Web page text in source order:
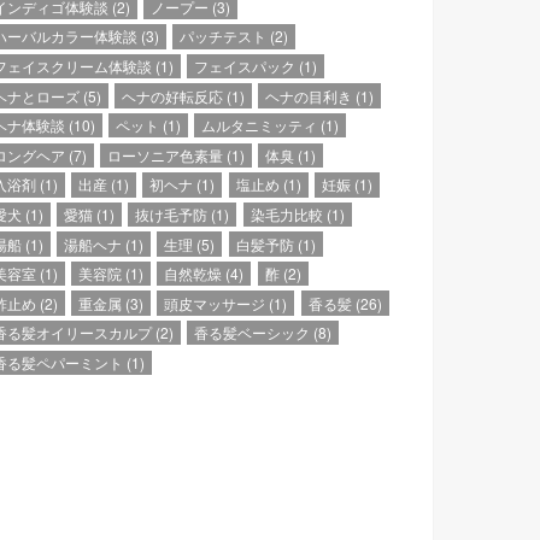
ンディゴ体験談 (2) ノープー (3)
ーバルカラー体験談 (3) パッチテスト (2)
ェイスクリーム体験談 (1) フェイスパック (1)
ナとローズ (5) ヘナの好転反応 (1) ヘナの目利き (1)
ナ体験談 (10) ペット (1) ムルタニミッティ (1)
ングヘア (7) ローソニア色素量 (1) 体臭 (1)
浴剤 (1) 出産 (1) 初ヘナ (1) 塩止め (1) 妊娠(1)
犬 (1) 愛猫 (1) 抜け毛予防 (1) 染毛力比較 (1)
船 (1) 湯船ヘナ (1) 生理 (5) 白髪予防(1)
容室 (1) 美容院 (1) 自然乾燥 (4) 酢(2)
止め (2) 重金属 (3) 頭皮マッサージ (1) 香る髪(26)
る髪オイリースカルプ (2) 香る髪ベーシック (8)
る髪ペパーミント (1)